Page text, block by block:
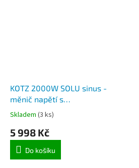
KOTZ 2000W SOLU sinus -
měnič napětí s
elektronikou záložního
zdroje 230V čistá
sinusovka, max. trvalý
Skladem (3 ks)
5 998 Kč
Do košíku